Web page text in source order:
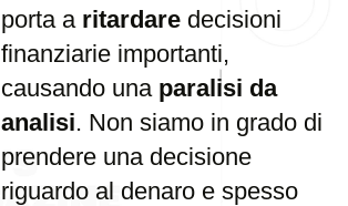
porta a ritardare decisioni
finanziarie importanti,
causando una paralisi da
analisi. Non siamo in grado di
prendere una decisione
riguardo al denaro e spesso